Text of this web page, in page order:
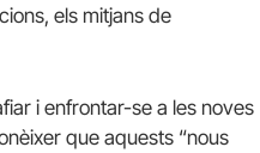
els mitjans de
i enfrontar-se a les noves
que aquests “nous